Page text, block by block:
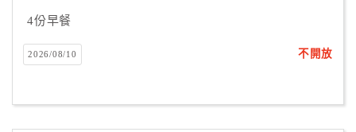
訂
房
Q&A
4份早餐
2026/08/10 不開放